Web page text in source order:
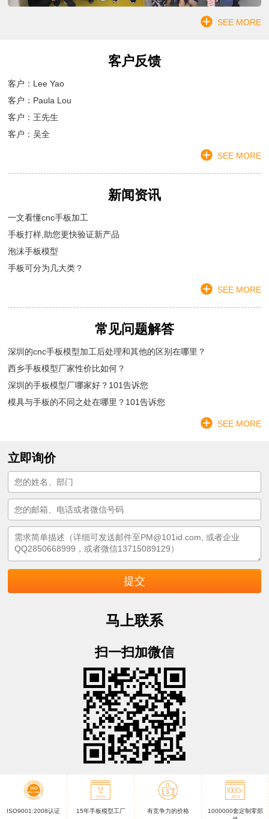
SEE MORE
客户反馈
客户：Lee Yao
客户：Paula Lou
客户：王先生
客户：吴全
SEE MORE
新闻资讯
一文看懂cnc手板加工
手板打样,助您更快验证新产品
泡沫手板模型
手板可分为几大类？
SEE MORE
常见问题解答
深圳的cnc手板模型加工后处理和其他的区别在哪里？
西乡手板模型厂家性价比如何？
深圳的手板模型厂哪家好？101告诉您
模具与手板的不同之处在哪里？101告诉您
SEE MORE
立即询价
马上联系
扫一扫加微信
ISO9001:2008认证 15年手板模型工厂 有竞争力的价格
1000000套定制零部